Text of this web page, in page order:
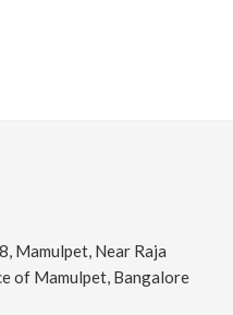
Mamulpet, Near Raja
of Mamulpet, Bangalore